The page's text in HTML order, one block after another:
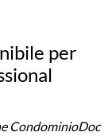
per
CondominioDoc